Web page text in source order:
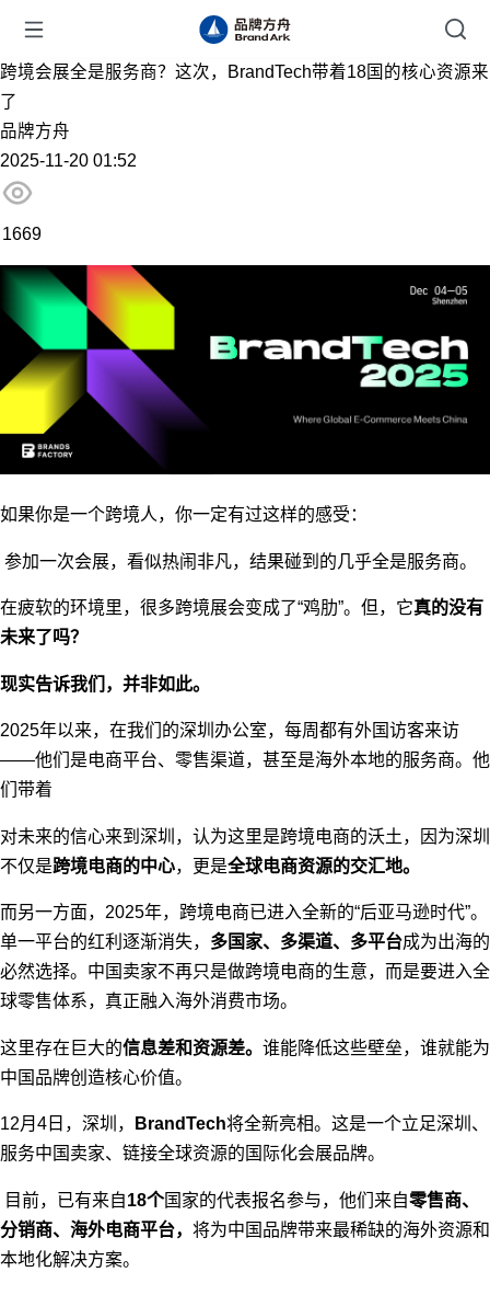
跨境会展全是服务商？这次，BrandTech带着18国的核心资源来
了
品牌方舟
2025-11-20 01:52
1669
如果你是一个跨境人，你一定有过这样的感受：
参加一次会展，看似热闹非凡，结果碰到的几乎全是服务商。
在疲软的环境里，很多跨境展会变成了“鸡肋”。但，它真的没有
未来了吗？
现实告诉我们，并非如此。
2025年以来，在我们的深圳办公室，每周都有外国访客来访
——他们是电商平台、零售渠道，甚至是海外本地的服务商。他
们带着
对未来的信心来到深圳，认为这里是跨境电商的沃土，因为深圳
不仅是跨境电商的中心，更是全球电商资源的交汇地。
而另一方面，2025年，跨境电商已进入全新的“后亚马逊时代”。
单一平台的红利逐渐消失， 多国家、多渠道、多平台成为出海的
必然选择。中国卖家不再只是做跨境电商的生意，而是要进入全
球零售体系，真正融入海外消费市场。
这里存在巨大的信息差和资源差。 谁能降低这些壁垒，谁就能为
中国品牌创造核心价值。
12月4日，深圳， BrandTech将全新亮相。这是一个立足深圳、
服务中国卖家、链接全球资源的国际化会展品牌。
目前，已有来自18个国家的代表报名参与，他们来自零售商、
分销商、海外电商平台， 将为中国品牌带来最稀缺的海外资源和
本地化解决方案。